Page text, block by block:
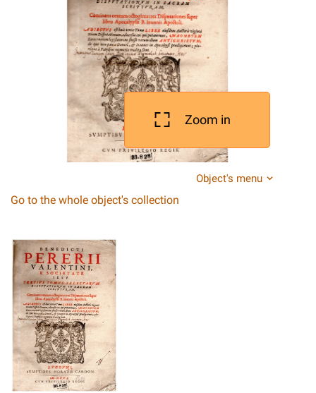
Zoom in
Object's menu
Go to the whole object's collection